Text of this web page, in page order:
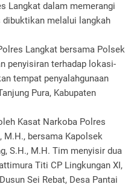
Langkat dalam memerangi
dibuktikan melalui langkah
Langkat bersama Polsek
penyisiran terhadap lokasi-
tempat penyalahgunaan
Pura, Kabupaten
Kasat Narkoba Polres
M.H., bersama Kapolsek
S.H., M.H. Tim menyisir dua
Titi CP Lingkungan XI,
Sei Rebat, Desa Pantai